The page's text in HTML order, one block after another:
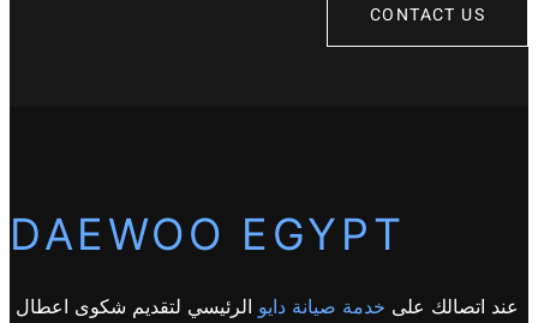
CONTACT US
DAEWOO EGYPT
عند اتصالك على خدمة صيانة دايو الرئيسي لتقديم شكوى اعطال